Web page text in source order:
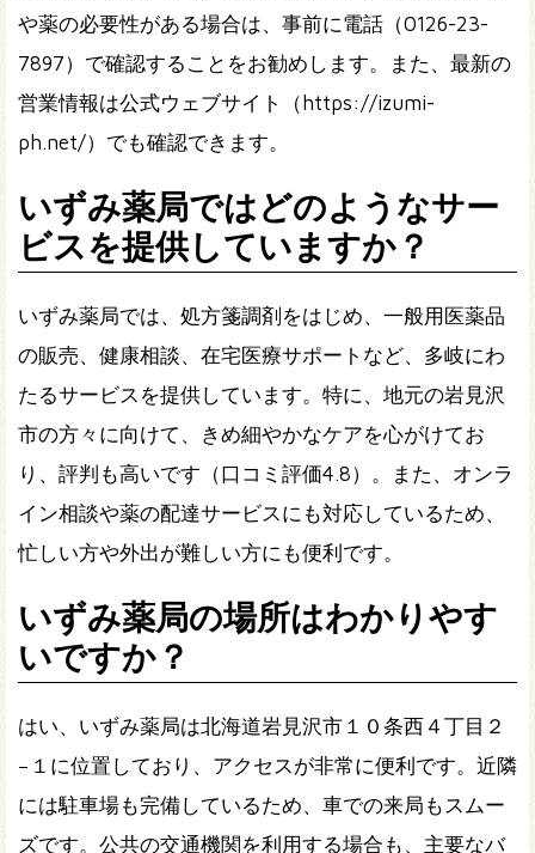
や薬の必要性がある場合は、事前に電話（0126-23-
7897）で確認することをお勧めします。また、最新の
営業情報は公式ウェブサイト（https://izumi-
ph.net/）でも確認できます。
いずみ薬局ではどのようなサー
ビスを提供していますか？
いずみ薬局では、処方箋調剤をはじめ、一般用医薬品
の販売、健康相談、在宅医療サポートなど、多岐にわ
たるサービスを提供しています。特に、地元の岩見沢
市の方々に向けて、きめ細やかなケアを心がけてお
り、評判も高いです（口コミ評価4.8）。また、オンラ
イン相談や薬の配達サービスにも対応しているため、
忙しい方や外出が難しい方にも便利です。
いずみ薬局の場所はわかりやす
いですか？
はい、いずみ薬局は北海道岩見沢市１０条西４丁目２
−１に位置しており、アクセスが非常に便利です。近隣
には駐車場も完備しているため、車での来局もスムー
ズです。公共の交通機関を利用する場合も、主要なバ